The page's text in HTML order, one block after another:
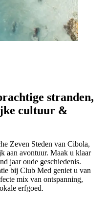
stranden,
cultuur &
Zeven Steden van Cibola,
aan avontuur. Maak u klaar
jaar oude geschiedenis.
bij Club Med geniet u van
mix van ontspanning,
erfgoed.